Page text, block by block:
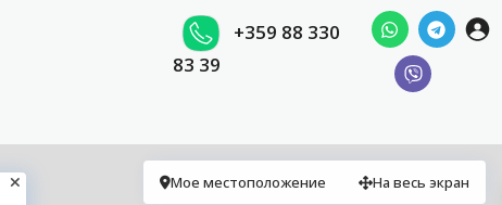
+359 88 330
83 39
Мое местоположение На весь экран